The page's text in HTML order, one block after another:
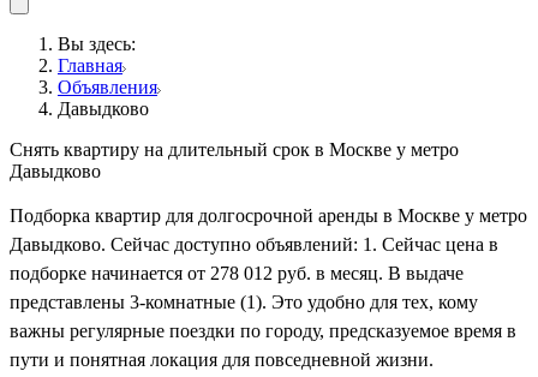
Вы здесь:
Главная
Объявления
Давыдково
Снять квартиру на длительный срок в Москве у метро
Давыдково
Подборка квартир для долгосрочной аренды в Москве у метро
Давыдково. Сейчас доступно объявлений: 1. Сейчас цена в
подборке начинается от 278 012 руб. в месяц. В выдаче
представлены 3-комнатные (1). Это удобно для тех, кому
важны регулярные поездки по городу, предсказуемое время в
пути и понятная локация для повседневной жизни.